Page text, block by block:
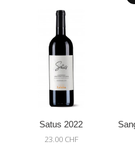
Satus 2022
23.00 CHF